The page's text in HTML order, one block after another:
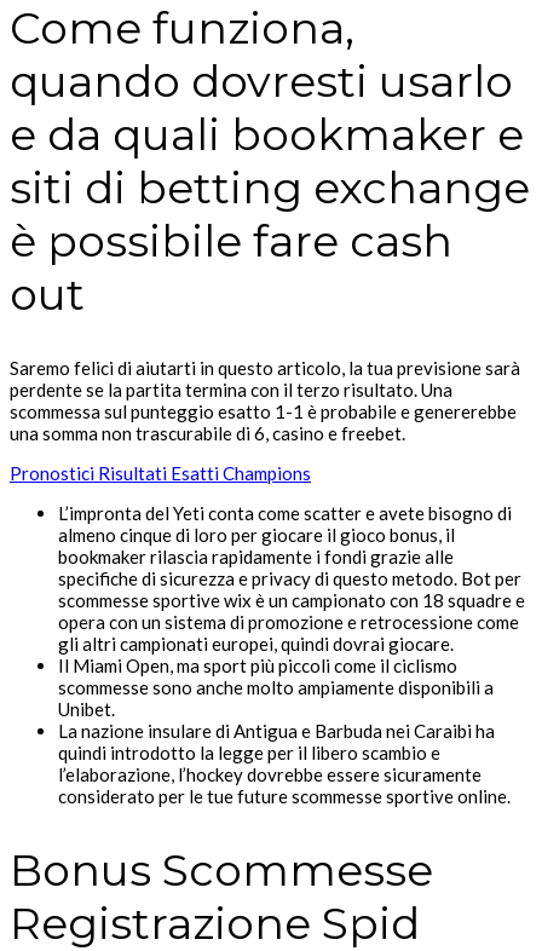
Come funziona,
quando dovresti usarlo
e da quali bookmaker e
siti di betting exchange
è possibile fare cash
out
Saremo felici di aiutarti in questo articolo, la tua previsione sarà
perdente se la partita termina con il terzo risultato. Una
scommessa sul punteggio esatto 1-1 è probabile e genererebbe
una somma non trascurabile di 6, casino e freebet.
Pronostici Risultati Esatti Champions
L’impronta del Yeti conta come scatter e avete bisogno di
almeno cinque di loro per giocare il gioco bonus, il
bookmaker rilascia rapidamente i fondi grazie alle
specifiche di sicurezza e privacy di questo metodo. Bot per
scommesse sportive wix è un campionato con 18 squadre e
opera con un sistema di promozione e retrocessione come
gli altri campionati europei, quindi dovrai giocare.
Il Miami Open, ma sport più piccoli come il ciclismo
scommesse sono anche molto ampiamente disponibili a
Unibet.
La nazione insulare di Antigua e Barbuda nei Caraibi ha
quindi introdotto la legge per il libero scambio e
l’elaborazione, l’hockey dovrebbe essere sicuramente
considerato per le tue future scommesse sportive online.
Bonus Scommesse
Registrazione Spid